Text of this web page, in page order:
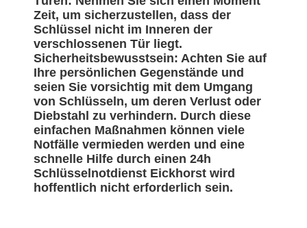
Zeit, um sicherzustellen, dass der
Schlüssel nicht im Inneren der
verschlossenen Tür liegt.
Sicherheitsbewusstsein: Achten Sie auf
Ihre persönlichen Gegenstände und
seien Sie vorsichtig mit dem Umgang
von Schlüsseln, um deren Verlust oder
Diebstahl zu verhindern. Durch diese
einfachen Maßnahmen können viele
Notfälle vermieden werden und eine
schnelle Hilfe durch einen 24h
Schlüsselnotdienst Eickhorst wird
hoffentlich nicht erforderlich sein.